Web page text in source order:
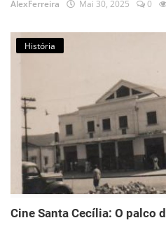
AlexFerreira Mai 30, 2025 0
História
Cine Santa Cecília: O palco